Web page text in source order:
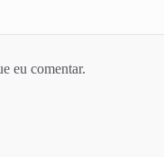
eu comentar.